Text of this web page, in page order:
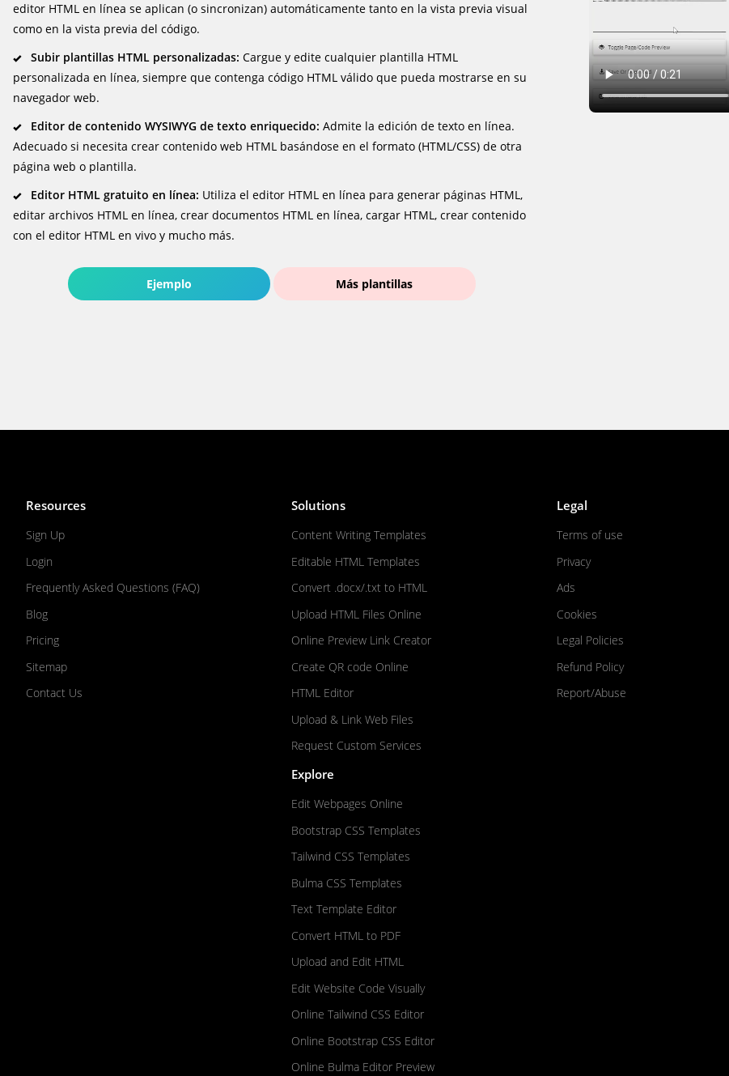
editor HTML en línea se aplican (o sincronizan) automáticamente tanto en la vista previa visual
como en la vista previa del código.
Subir plantillas HTML personalizadas: Cargue y edite cualquier plantilla HTML
personalizada en línea, siempre que contenga código HTML válido que pueda mostrarse en su
navegador web.
Editor de contenido WYSIWYG de texto enriquecido: Admite la edición de texto en línea.
Adecuado si necesita crear contenido web HTML basándose en el formato (HTML/CSS) de otra
página web o plantilla.
Editor HTML gratuito en línea: Utiliza el editor HTML en línea para generar páginas HTML,
editar archivos HTML en línea, crear documentos HTML en línea, cargar HTML, crear contenido
con el editor HTML en vivo y mucho más.
Ejemplo Más plantillas
Resources
Sign Up
Login
Frequently Asked Questions (FAQ)
Blog
Pricing
Sitemap
Contact Us
Solutions
Content Writing Templates
Editable HTML Templates
Convert .docx/.txt to HTML
Upload HTML Files Online
Online Preview Link Creator
Create QR code Online
HTML Editor
Upload & Link Web Files
Request Custom Services
Explore
Edit Webpages Online
Bootstrap CSS Templates
Tailwind CSS Templates
Bulma CSS Templates
Text Template Editor
Convert HTML to PDF
Upload and Edit HTML
Edit Website Code Visually
Online Tailwind CSS Editor
Online Bootstrap CSS Editor
Online Bulma Editor Preview
Legal
Terms of use
Privacy
Ads
Cookies
Legal Policies
Refund Policy
Report/Abuse